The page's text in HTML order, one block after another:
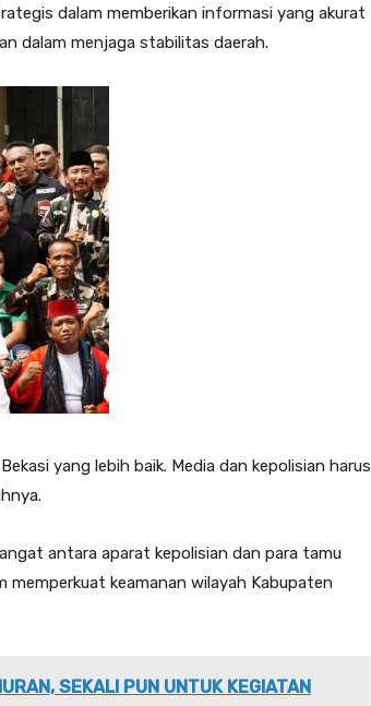
dalam memberikan informasi yang akurat
dalam menjaga stabilitas daerah.
yang lebih baik. Media dan kepolisian harus
antara aparat kepolisian dan para tamu
keamanan wilayah Kabupaten
SEKALI PUN UNTUK KEGIATAN